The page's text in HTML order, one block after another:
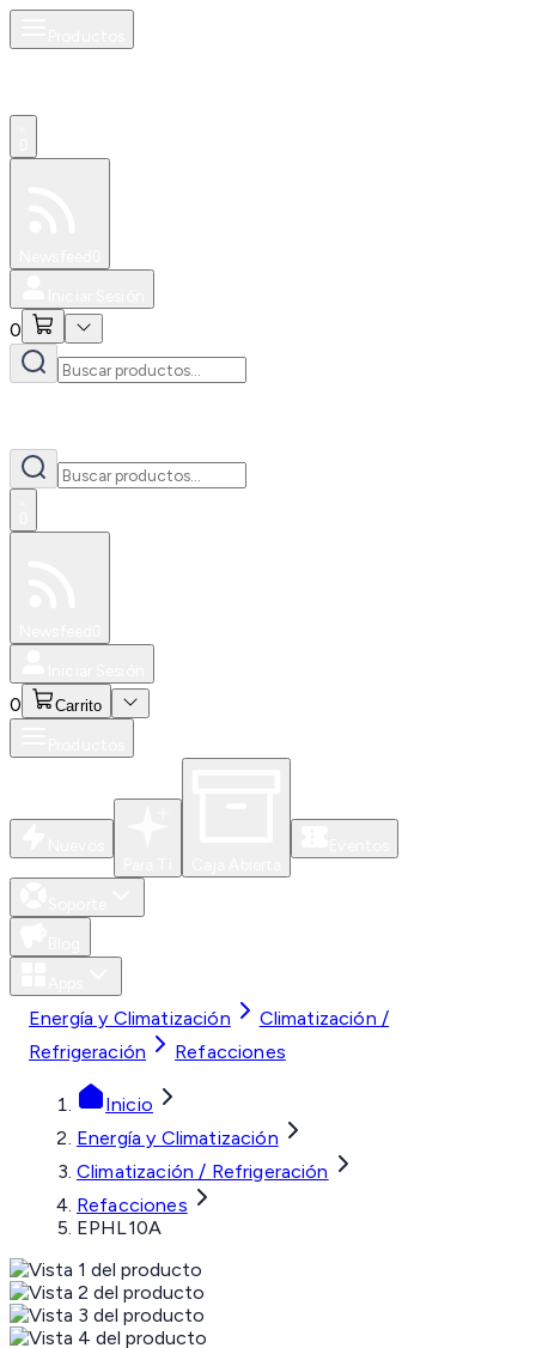
0
0 Carrito
Energía y Climatización
Climatización /
Refrigeración
Refacciones
Inicio
Energía y Climatización
Climatización / Refrigeración
Refacciones
EPHL10A